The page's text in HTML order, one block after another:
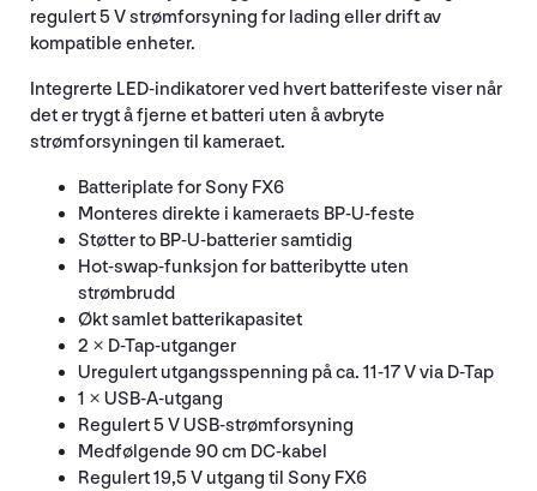
regulert 5 V strømforsyning for lading eller drift av
kompatible enheter.
Integrerte LED-indikatorer ved hvert batterifeste viser når
det er trygt å fjerne et batteri uten å avbryte
strømforsyningen til kameraet.
Batteriplate for Sony FX6
Monteres direkte i kameraets BP-U-feste
Støtter to BP-U-batterier samtidig
Hot-swap-funksjon for batteribytte uten
strømbrudd
Økt samlet batterikapasitet
2 × D-Tap-utganger
Uregulert utgangsspenning på ca. 11-17 V via D-Tap
1 × USB-A-utgang
Regulert 5 V USB-strømforsyning
Medfølgende 90 cm DC-kabel
Regulert 19,5 V utgang til Sony FX6